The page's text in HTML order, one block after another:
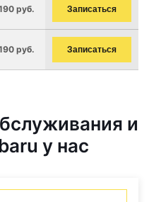
руб. Записаться
руб. Записаться
и
у нас